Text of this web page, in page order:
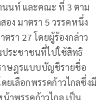
นท์ และคณะ ที่ 3 ตาม
อง มาตรา 5 วรรคหนึ่ง
ตรา 27 โดยผู้ร้องกล่าว
ประชาชนที่ไปใช้สิทธิ
าษฎรแบบบัญชีรายชื่อ
ยเลือกพรรคก้าวไกลซึ่งมี
าพรรค​ก้าวไกล เป็น